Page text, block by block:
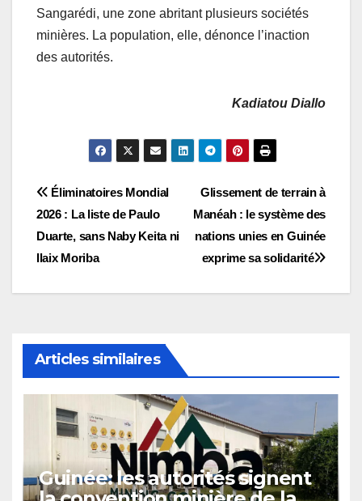
Sangarédi, une zone abritant plusieurs sociétés
minières. La population, elle, dénonce l’inaction
des autorités.
Kadiatou Diallo
Navigation
de
l’article
Glissement de terrain à
Manéah : le système des
nations unies en Guinée
exprime sa solidarité
Éliminatoires Mondial
2026 : La liste de Paulo
Duarte, sans Naby Keita ni
Ilaix Moriba
Articles similaires
Guinée: les autorités signent